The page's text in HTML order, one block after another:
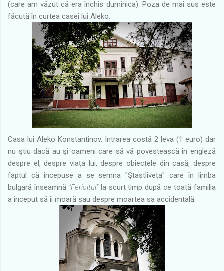
(care am văzut că era închis duminica). Poza de mai sus este
făcută în curtea casei lui Aleko.
Casa lui Aleko Konstantinov. Intrarea costă 2 leva (1 euro) dar
nu ştiu dacă au şi oameni care să vă povestească în engleză
despre el, despre viaţa lui, despre obiectele din casă, despre
faptul că începuse a se semna "Ştastliveţa" care în limba
bulgară înseamnă "Fericitul"la scurt timp după ce toată familia
a început să îi moară sau despre moartea sa accidentală.